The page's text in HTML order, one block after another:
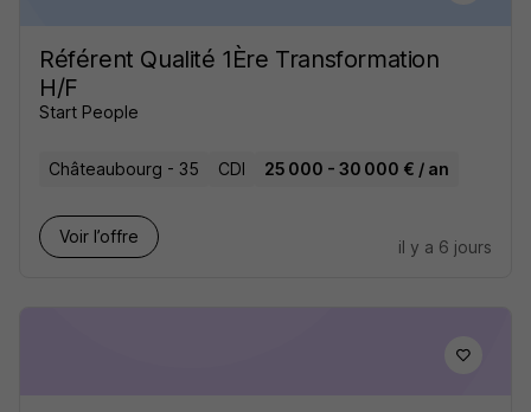
Référent Qualité 1Ère Transformation
H/F
Start People
Châteaubourg - 35 CDI 25 000 - 30 000 € / an
Voir l’offre
il y a 6 jours